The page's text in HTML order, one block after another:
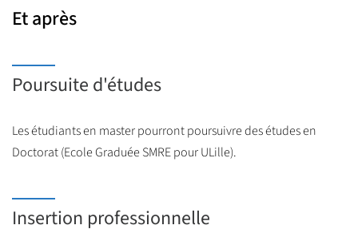
Et après
Poursuite d'études
Les étudiants en master pourront poursuivre des études en
Doctorat (Ecole Graduée SMRE pour ULille).
Insertion professionnelle